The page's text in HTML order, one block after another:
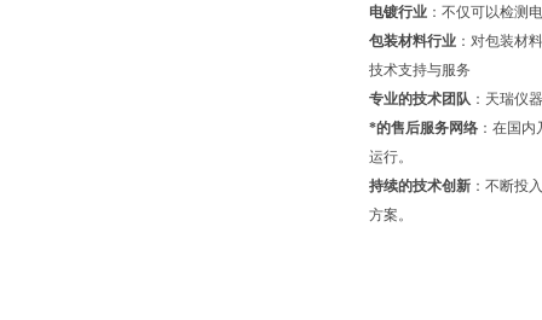
电镀行业 ：不仅可以检测
包装材料行业 ：对包装材
技术支持与服务
专业的技术团队 ：天瑞仪
*的售后服务网络 ：在国
运行。
持续的技术创新 ：不断投
方案。